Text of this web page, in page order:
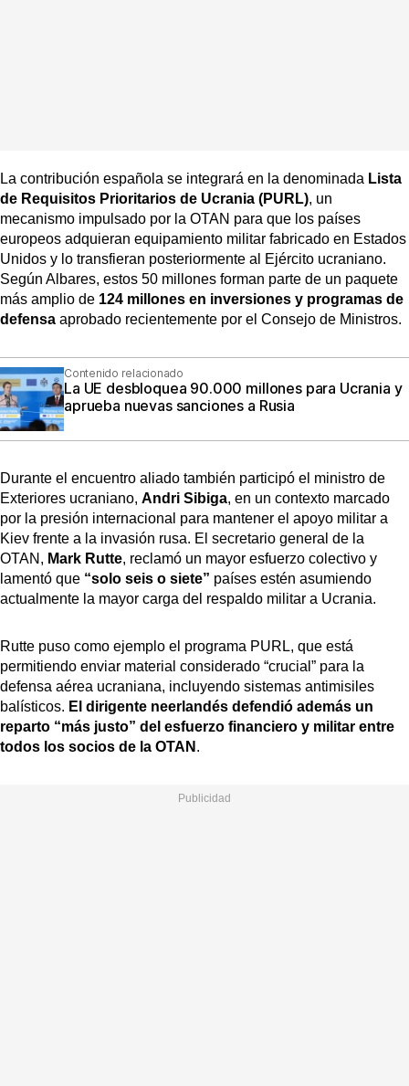
La contribución española se integrará en la denominada Lista
de Requisitos Prioritarios de Ucrania (PURL), un
mecanismo impulsado por la OTAN para que los países
europeos adquieran equipamiento militar fabricado en Estados
Unidos y lo transfieran posteriormente al Ejército ucraniano.
Según Albares, estos 50 millones forman parte de un paquete
más amplio de 124 millones en inversiones y programas de
defensa aprobado recientemente por el Consejo de Ministros.
Contenido relacionado
La UE desbloquea 90.000 millones para Ucrania y
aprueba nuevas sanciones a Rusia
Durante el encuentro aliado también participó el ministro de
Exteriores ucraniano, Andri Sibiga, en un contexto marcado
por la presión internacional para mantener el apoyo militar a
Kiev frente a la invasión rusa. El secretario general de la
OTAN, Mark Rutte, reclamó un mayor esfuerzo colectivo y
lamentó que “solo seis o siete” países estén asumiendo
actualmente la mayor carga del respaldo militar a Ucrania.
Rutte puso como ejemplo el programa PURL, que está
permitiendo enviar material considerado “crucial” para la
defensa aérea ucraniana, incluyendo sistemas antimisiles
balísticos. El dirigente neerlandés defendió además un
reparto “más justo” del esfuerzo financiero y militar entre
todos los socios de la OTAN .